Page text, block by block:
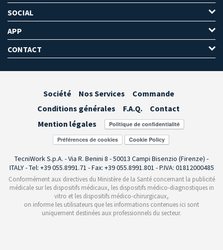
SOCIAL
APP
CONTACT
Société Nos Services
Commande
Conditions générales
F.A.Q.
Contact
Mention légales
Préférences de cookies
TecniWork S.p.A. - Via R. Benini 8 - 50013 Campi Bisenzio (Firenze) -
ITALY - Tel: +39 055.8991.71 - Fax: +39 055.8991.801 - P.IVA: 01812000485
Conformément aux directives du Ministère de la Santé concernant la publicité
médicale sur les dispositifs médicaux, les dispositifs médico-diagnostiques in
vitro et les dispositifs médico-chirurgicaux,
on informe les utilisateurs que les informations contenues ici sont
uniquement destinées aux professionnels du secteur.